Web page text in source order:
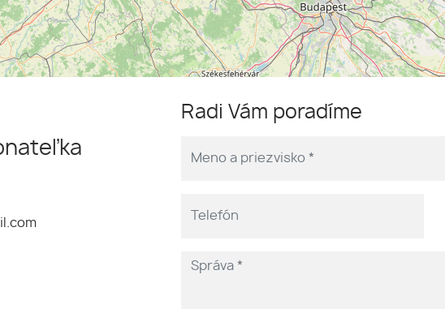
Radi Vám poradíme